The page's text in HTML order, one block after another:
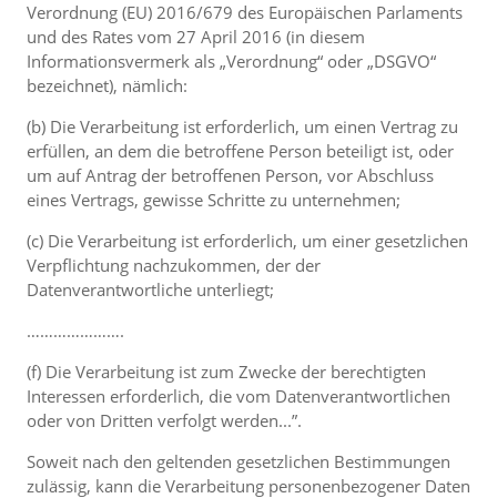
Verordnung (EU) 2016/679 des Europäischen Parlaments
und des Rates vom 27 April 2016 (in diesem
Informationsvermerk als „Verordnung“ oder „DSGVO“
bezeichnet), nämlich:
(b) Die Verarbeitung ist erforderlich, um einen Vertrag zu
erfüllen, an dem die betroffene Person beteiligt ist, oder
um auf Antrag der betroffenen Person, vor Abschluss
eines Vertrags, gewisse Schritte zu unternehmen;
(c) Die Verarbeitung ist erforderlich, um einer gesetzlichen
Verpflichtung nachzukommen, der der
Datenverantwortliche unterliegt;
………………….
(f) Die Verarbeitung ist zum Zwecke der berechtigten
Interessen erforderlich, die vom Datenverantwortlichen
oder von Dritten verfolgt werden...”.
Soweit nach den geltenden gesetzlichen Bestimmungen
zulässig, kann die Verarbeitung personenbezogener Daten